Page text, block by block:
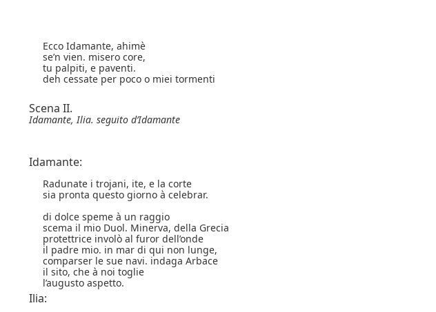
Ecco Idamante, ahimè
se’n vien. misero core,
tu palpiti, e paventi.
deh cessate per poco o miei tormenti
Scena II.
Idamante, Ilia. seguito d’Idamante
Idamante:
Radunate i trojani, ite, e la corte
sia pronta questo giorno à celebrar.
di dolce speme à un raggio
scema il mio Duol. Minerva, della Grecia
protettrice involò al furor dell’onde
il padre mio. in mar di qui non lunge,
comparser le sue navi. indaga Arbace
il sito, che à noi toglie
l’augusto aspetto.
Ilia: